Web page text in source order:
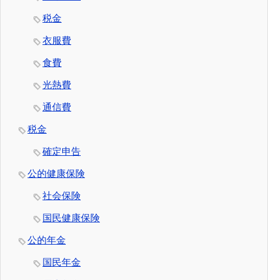
税金
衣服費
食費
光熱費
通信費
税金
確定申告
公的健康保険
社会保険
国民健康保険
公的年金
国民年金